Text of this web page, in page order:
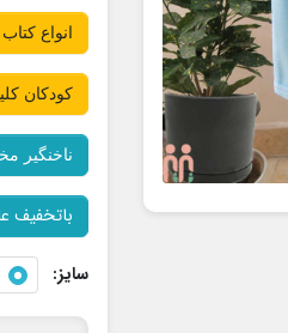
انواع
کودکان
ناخنگیر
باتخفیف
سایز: